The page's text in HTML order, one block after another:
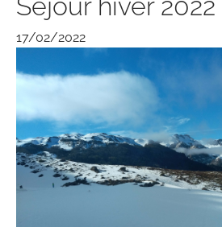
Séjour hiver 2022
17/02/2022